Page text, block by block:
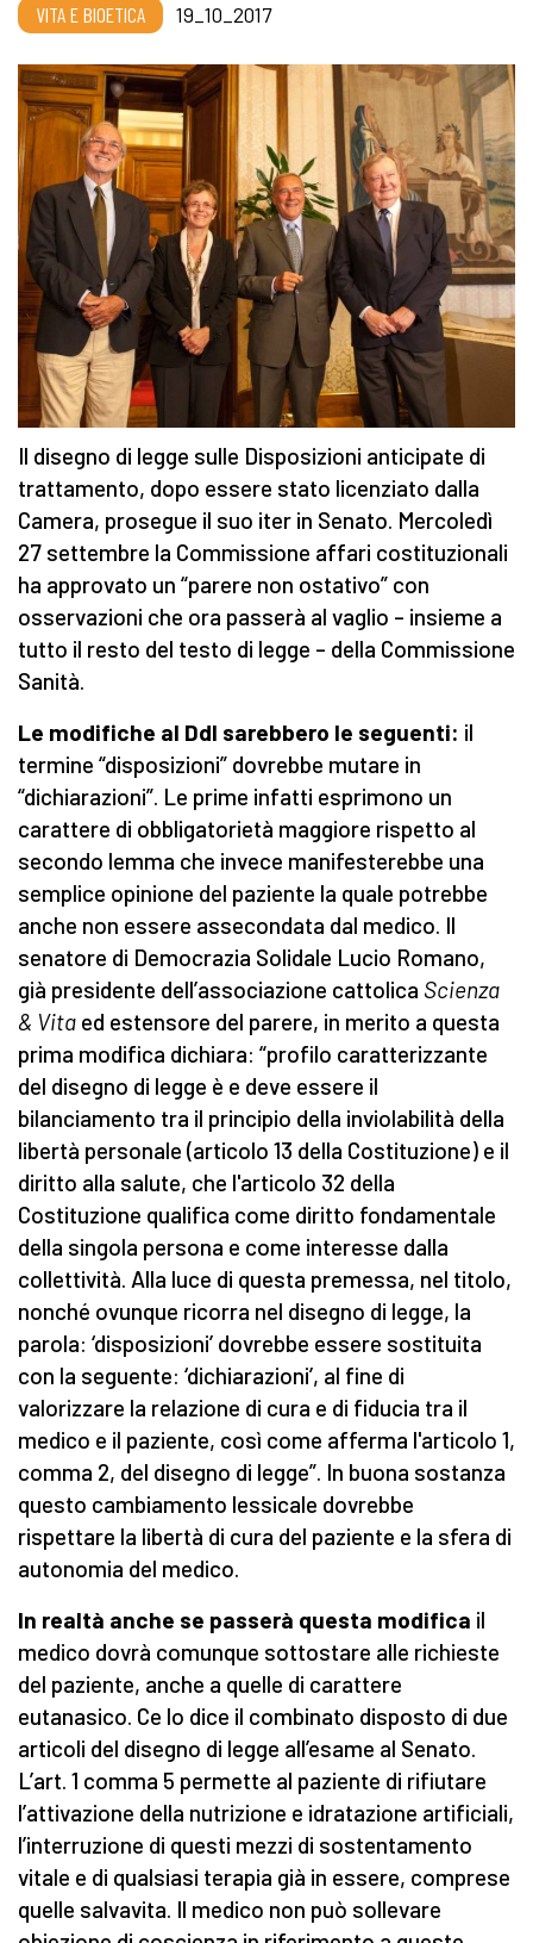
VITA E BIOETICA 19_10_2017
Il disegno di legge sulle Disposizioni anticipate di
trattamento, dopo essere stato licenziato dalla
Camera, prosegue il suo iter in Senato. Mercoledì
27 settembre la Commissione affari costituzionali
ha approvato un “parere non ostativo” con
osservazioni che ora passerà al vaglio – insieme a
tutto il resto del testo di legge – della Commissione
Sanità.
Le modifiche al Ddl sarebbero le seguenti: il
termine “disposizioni” dovrebbe mutare in
“dichiarazioni”. Le prime infatti esprimono un
carattere di obbligatorietà maggiore rispetto al
secondo lemma che invece manifesterebbe una
semplice opinione del paziente la quale potrebbe
anche non essere assecondata dal medico. Il
senatore di Democrazia Solidale Lucio Romano,
già presidente dell’associazione cattolica Scienza
& Vita ed estensore del parere, in merito a questa
prima modifica dichiara: “profilo caratterizzante
del disegno di legge è e deve essere il
bilanciamento tra il principio della inviolabilità della
libertà personale (articolo 13 della Costituzione) e il
diritto alla salute, che l'articolo 32 della
Costituzione qualifica come diritto fondamentale
della singola persona e come interesse dalla
collettività. Alla luce di questa premessa, nel titolo,
nonché ovunque ricorra nel disegno di legge, la
parola: ‘disposizioni’ dovrebbe essere sostituita
con la seguente: ‘dichiarazioni’, al fine di
valorizzare la relazione di cura e di fiducia tra il
medico e il paziente, così come afferma l'articolo 1,
comma 2, del disegno di legge”. In buona sostanza
questo cambiamento lessicale dovrebbe
rispettare la libertà di cura del paziente e la sfera di
autonomia del medico.
In realtà anche se passerà questa modifica il
medico dovrà comunque sottostare alle richieste
del paziente, anche a quelle di carattere
eutanasico. Ce lo dice il combinato disposto di due
articoli del disegno di legge all’esame al Senato.
L’art. 1 comma 5 permette al paziente di rifiutare
l’attivazione della nutrizione e idratazione artificiali,
l’interruzione di questi mezzi di sostentamento
vitale e di qualsiasi terapia già in essere, comprese
quelle salvavita. Il medico non può sollevare